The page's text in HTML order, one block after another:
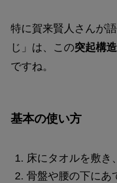
特に賀来賢人さんが
じ」は、この突起構
ですね。
基本の使い方
床にタオルを敷き
骨盤や腰の下にあ